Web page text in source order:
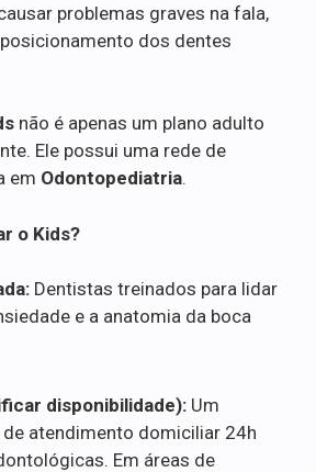
problemas graves na fala,
dos dentes
não é apenas um plano adulto
Ele possui uma rede de
em Odontopediatria.
o Kids?
Dentistas treinados para lidar
e a anatomia da boca
disponibilidade): Um
atendimento domiciliar 24h
Em áreas de